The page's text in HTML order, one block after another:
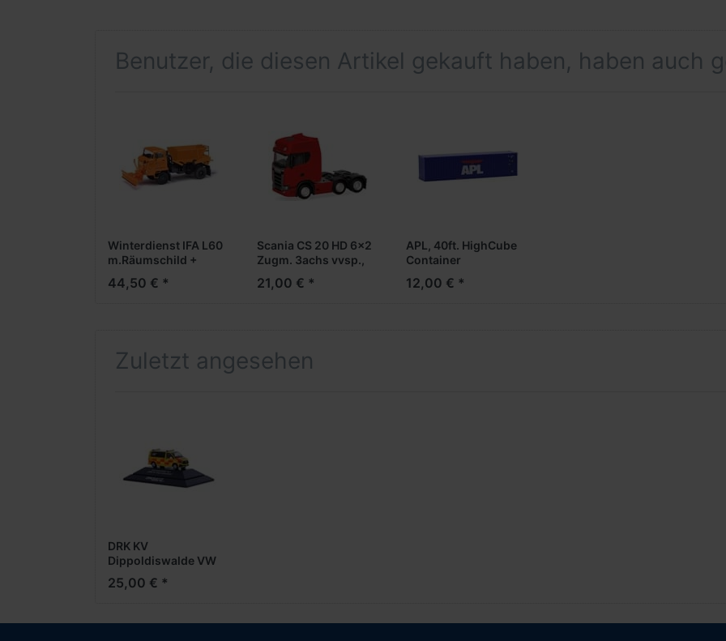
Benutzer, die diesen Artikel gekauft haben, haben auch
Winterdienst IFA L60
m.Räumschild +
***Formneuheit***
44,50 € *
Scania CS 20 HD 6x2
Zugm. 3achs vvsp.,
21,00 € *
APL, 40ft. HighCube
Container
12,00 € *
Zuletzt angesehen
DRK KV
Dippoldiswalde VW
T6.1 -Einsatzserie
1:87-
25,00 € *